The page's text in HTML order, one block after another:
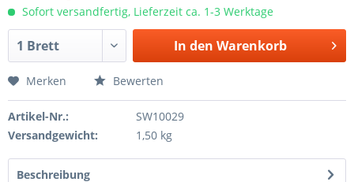
Sofort versandfertig, Lieferzeit ca. 1-3 Werktage
In den Warenkorb
Merken Bewerten
Artikel-Nr.:
SW10029
Versandgewicht:
1,50 kg
Beschreibung